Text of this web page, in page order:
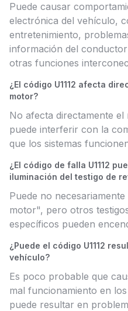
Puede causar
electrónica del vehículo,
entretenimiento,
información del
otras funciones
¿El código U1112 afecta
motor?
No afecta directamente
puede interferir con la
que los sistemas
¿El código de falla U1112
iluminación del testigo de
Puede no
motor", pero otros
específicos pueden
¿Puede el código U1112
vehículo?
Es poco probable que
mal funcionamiento en
puede resultar en